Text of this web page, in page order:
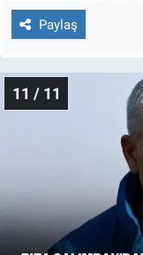
Paylaş
11 / 11